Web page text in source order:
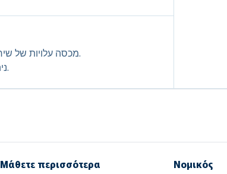
מכסה עלויות של שירותי דרך כגון גרירה, דלק ונעילת מפתח.
ניתן לרכוש ב- 10,00 $ - 15,00 $ ליום.
Μάθετε περισσότερα
Νομικός